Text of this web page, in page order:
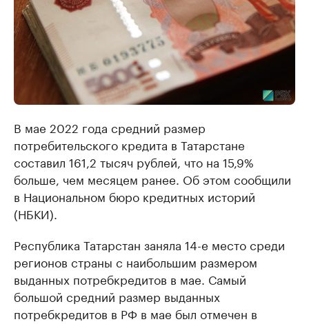
В мае 2022 года средний размер
потребительского кредита в Татарстане
составил 161,2 тысяч рублей, что на 15,9%
больше, чем месяцем ранее. Об этом сообщили
в Национальном бюро кредитных историй
(НБКИ).
Республика Татарстан заняла 14-е место среди
регионов страны с наибольшим размером
выданных потребкредитов в мае. Самый
большой средний размер выданных
потребкредитов в РФ в мае был отмечен в